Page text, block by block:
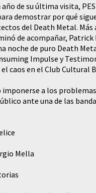
año de su última visita,
demostrar por qué
del Death Metal. Más
de acompañar,
noche de puro Death
Impulse y
caos en el Club Cultural
imponerse a los
ante una de las
Mella